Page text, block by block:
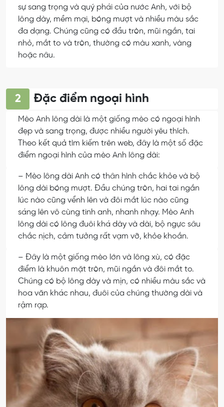
sự sang trọng và quý phái của nước Anh, với bộ
lông dày, mềm mại, bóng mượt và nhiều màu sắc
đa dạng. Chúng cũng có đầu tròn, mũi ngắn, tai
nhỏ, mắt to và tròn, thường có màu xanh, vàng
hoặc nâu.
2 Đặc điểm ngoại hình
Mèo Anh lông dài là một giống mèo có ngoại hình
đẹp và sang trọng, được nhiều người yêu thích.
Theo kết quả tìm kiếm trên web, đây là một số đặc
điểm ngoại hình của mèo Anh lông dài:
– Mèo lông dài Anh có thân hình chắc khỏe và bộ
lông dài bóng mượt. Đầu chúng tròn, hai tai ngắn
lúc nào cũng vểnh lên và đôi mắt lúc nào cũng
sáng lên vô cùng tinh anh, nhanh nhạy. Mèo Anh
lông dài có lông đuôi khá dày và dài, bộ ngực sâu
chắc nịch, cảm tưởng rất vạm vỡ, khỏe khoắn.
– Đây là một giống mèo lớn và lông xù, có đặc
điểm là khuôn mặt tròn, mũi ngắn và đôi mắt to.
Chúng có bộ lông dày và mịn, có nhiều màu sắc và
hoa văn khác nhau, đuôi của chúng thường dài và
rậm rạp.